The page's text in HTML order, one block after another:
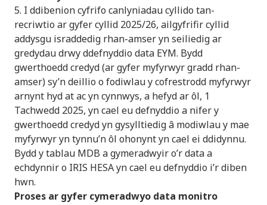
5. I ddibenion cyfrifo canlyniadau cyllido tan-
recriwtio ar gyfer cyllid 2025/26, ailgyfrifir cyllid
addysgu israddedig rhan-amser yn seiliedig ar
gredydau drwy ddefnyddio data EYM. Bydd
gwerthoedd credyd (ar gyfer myfyrwyr gradd rhan-
amser) sy’n deillio o fodiwlau y cofrestrodd myfyrwyr
arnynt hyd at ac yn cynnwys, a hefyd ar ôl, 1
Tachwedd 2025, yn cael eu defnyddio a nifer y
gwerthoedd credyd yn gysylltiedig â modiwlau y mae
myfyrwyr yn tynnu’n ôl ohonynt yn cael ei ddidynnu.
Bydd y tablau MDB a gymeradwyir o’r data a
echdynnir o IRIS HESA yn cael eu defnyddio i’r diben
hwn.
Proses ar gyfer cymeradwyo data monitro